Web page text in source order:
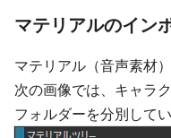
マテリアルのイン
マテリアル（音声素材
次の画像では、キャラ
フォルダーを分別してい